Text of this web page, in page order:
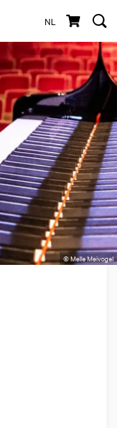
NL
© Melle Meivogel